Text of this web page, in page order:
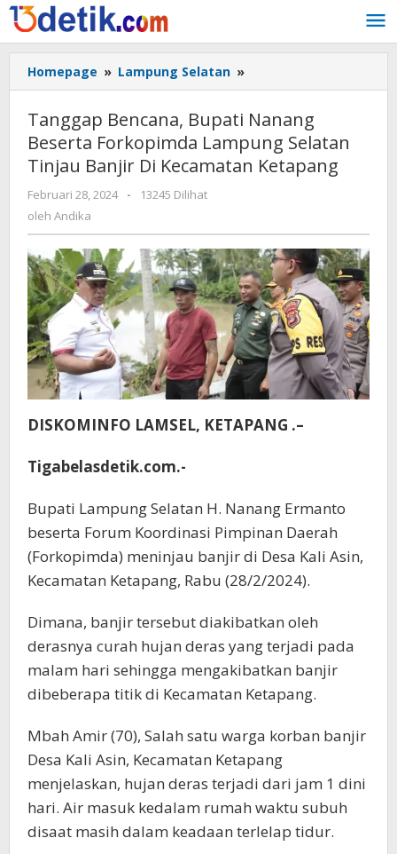
Lewati
ke
konten
Homepage » Lampung Selatan »
Bencana,
Nanang
Beserta
Forkopimda
Banjir
Di
Kecamatan
Ketapang
Tanggap Bencana, Bupati Nanang
Beserta Forkopimda Lampung Selatan
Tinjau Banjir Di Kecamatan Ketapang
Februari 28, 2024
oleh
-
13245 Dilihat
oleh Andika
DISKOMINFO LAMSEL, KETAPANG .–
Tigabelasdetik.com.-
Bupati Lampung Selatan H. Nanang Ermanto
beserta Forum Koordinasi Pimpinan Daerah
(Forkopimda) meninjau banjir di Desa Kali Asin,
Kecamatan Ketapang, Rabu (28/2/2024).
Dimana, banjir tersebut diakibatkan oleh
derasnya curah hujan deras yang terjadi pada
malam hari sehingga mengakibatkan banjir
dibeberapa titik di Kecamatan Ketapang.
Mbah Amir (70), Salah satu warga korban banjir
Desa Kali Asin, Kecamatan Ketapang
menjelaskan, hujan deras terjadi dari jam 1 dini
hari. Air masuk kedalam rumah waktu subuh
disaat masih dalam keadaan terlelap tidur.